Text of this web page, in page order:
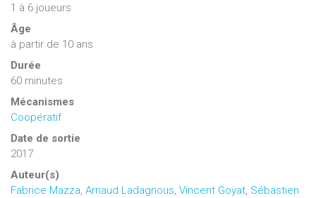
1 à 6 joueurs
Âge
à partir de 10 ans
Durée
60 minutes
Mécanismes
Coopératif
Date de sortie
2017
Auteur(s)
Fabrice Mazza, Arnaud Ladagnous, Vincent Goyat, Sébastien